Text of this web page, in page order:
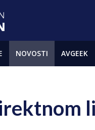
NOVOSTI AVGEEK